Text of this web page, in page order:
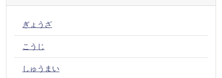
ぎょうざ
こうじ
しゅうまい